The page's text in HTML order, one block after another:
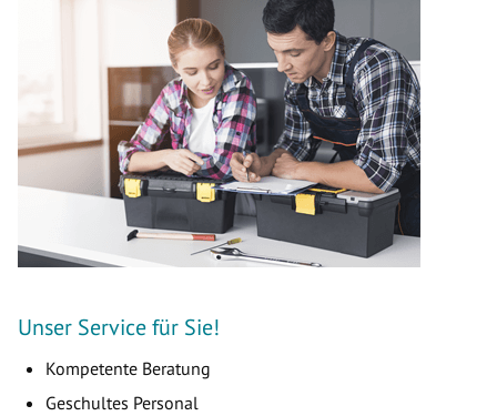
Unser Service für Sie!
Kompetente Beratung
Geschultes Personal